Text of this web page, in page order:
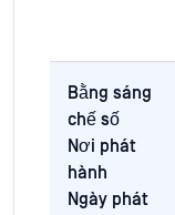
Bằng sáng
chế số
Nơi phát
hành
Ngày phát